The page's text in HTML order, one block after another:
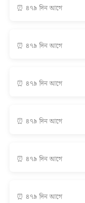
⏰ ৪৭৯ দিন আগে
⏰ ৪৭৯ দিন আগে
⏰ ৪৭৯ দিন আগে
⏰ ৪৭৯ দিন আগে
⏰ ৪৭৯ দিন আগে
⏰ ৪৭৯ দিন আগে